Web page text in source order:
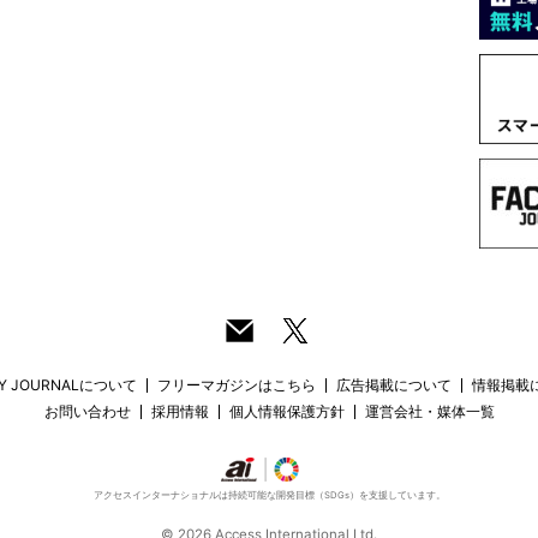
JOURNALについて フリーマガジンはこちら 広告掲載について
情報掲載
お問い合わせ
採用情報 個人情報保護方針 運営会社・媒体一覧
アクセスインターナショナルは持続可能な開発目標（SDGs）を支援しています。